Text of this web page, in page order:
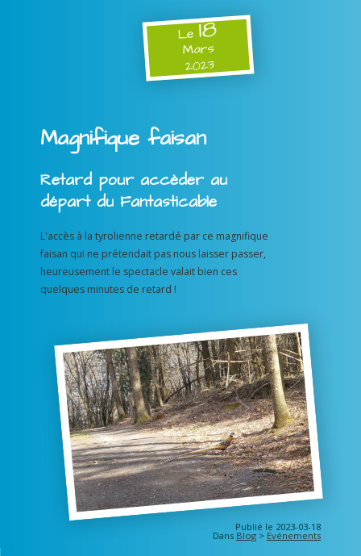
Le18
Mars
2023
Magnifique faisan
Retard pour accèder au
départ du Fantasticable
L'accès à la tyrolienne retardé par ce magnifique
faisan qui ne prétendait pas nous laisser passer,
heureusement le spectacle valait bien ces
quelques minutes de retard !
Publié le 2023-03-18
Dans Blog > Evénements